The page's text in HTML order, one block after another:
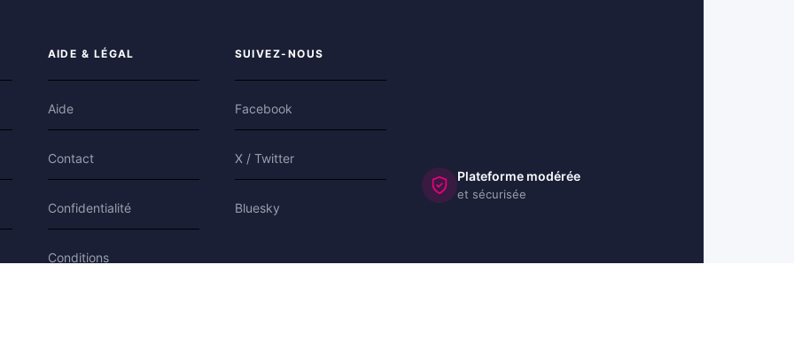
AIDE & LÉGAL
Aide
Contact
Confidentialité
Conditions
SUIVEZ-NOUS
Facebook
X / Twitter
Bluesky
Plateforme modérée
et sécurisée